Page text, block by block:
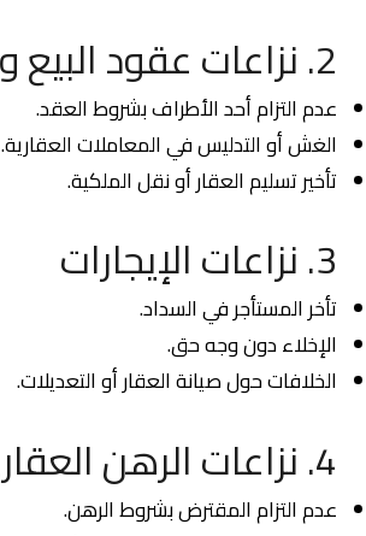
2. نزاعات عقود البيع والشراء
عدم التزام أحد الأطراف بشروط العقد.
الغش أو التدليس في المعاملات العقارية.
تأخير تسليم العقار أو نقل الملكية.
3. نزاعات الإيجارات
تأخر المستأجر في السداد.
الإخلاء دون وجه حق.
الخلافات حول صيانة العقار أو التعديلات.
4. نزاعات الرهن العقاري
عدم التزام المقترض بشروط الرهن.